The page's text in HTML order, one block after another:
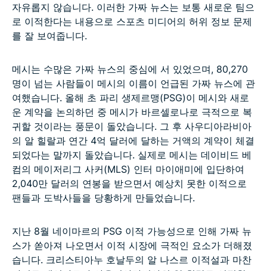
자유롭지 않습니다. 이러한 가짜 뉴스는 보통 새로운 팀으
로 이적한다는 내용으로 스포츠 미디어의 허위 정보 문제
를 잘 보여줍니다.
메시는 수많은 가짜 뉴스의 중심에 서 있었으며, 80,270
명이 넘는 사람들이 메시의 이름이 언급된 가짜 뉴스에 관
여했습니다. 올해 초 파리 생제르맹(PSG)이 메시와 새로
운 계약을 논의하던 중 메시가 바르셀로나로 극적으로 복
귀할 것이라는 풍문이 돌았습니다. 그 후 사우디아라비아
의 알 힐랄과 연간 4억 달러에 달하는 거액의 계약이 체결
되었다는 말까지 돌았습니다. 실제로 메시는 데이비드 베
컴의 메이저리그 사커(MLS) 인터 마이애미에 입단하여
2,040만 달러의 연봉을 받으면서 예상치 못한 이적으로
팬들과 도박사들을 당황하게 만들었습니다.
지난 8월 네이마르의 PSG 이적 가능성으로 인해 가짜 뉴
스가 쏟아져 나오면서 이적 시장에 극적인 요소가 더해졌
습니다. 크리스티아누 호날두의 알 나스르 이적설과 마찬